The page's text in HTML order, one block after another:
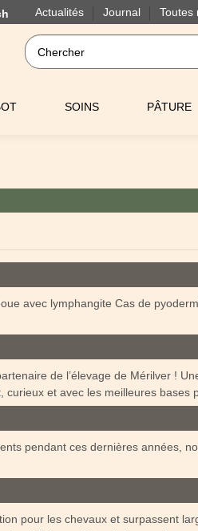
Actualités Journal Toutes
SOINS PÂTURE
avec lymphangite Cas de
de l’élevage de Mérilver !
et avec les meilleures bases
pendant ces dernières années,
pour les chevaux et surpassent